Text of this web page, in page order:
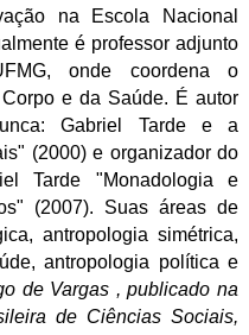
na Escola Nacional
é professor adjunto
onde coordena o
e da Saúde. É autor
Gabriel Tarde e a
(2000) e organizador do
Tarde "Monadologia e
(2007). Suas áreas de
antropologia simétrica,
antropologia política e
de Vargas , publicado na
de Ciências Sociais,